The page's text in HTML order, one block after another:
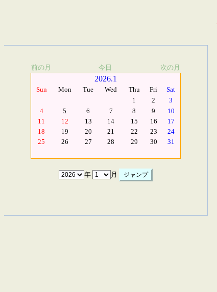
前の月 今日 次の月
2026.1
Sun Mon Tue Wed Thu Fri
Sat
1
2
3
4
5 6 7 8 9
10
11
12 13 14 15 16
17
18
19 20 21 22 23
24
25
26 27 28 29 30 31
年 月